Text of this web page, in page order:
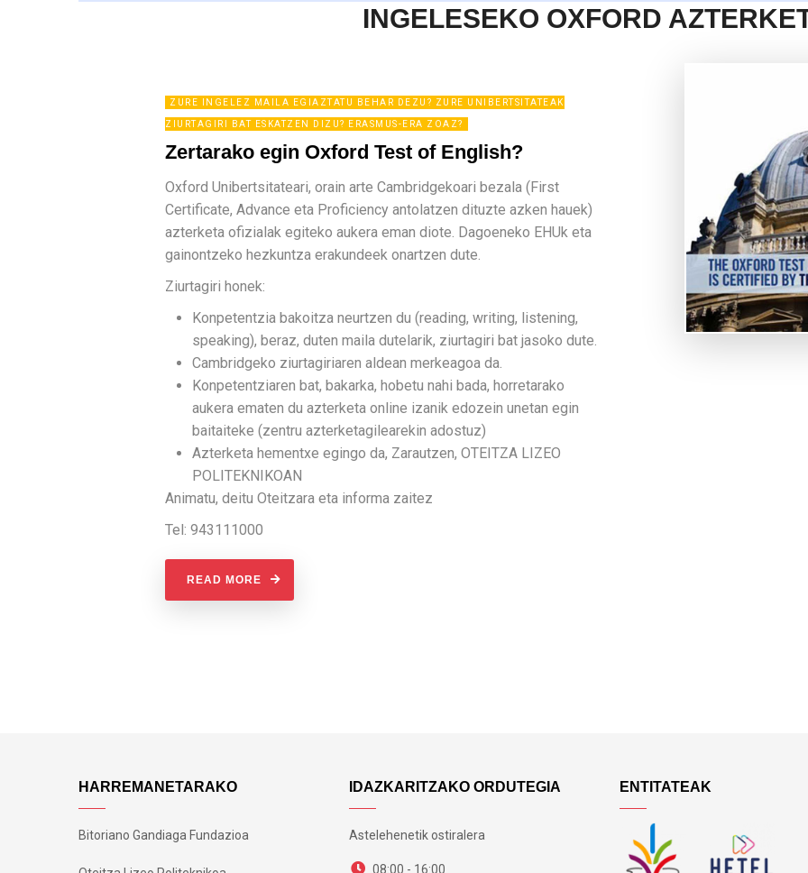
INGELESEKO OXFORD
ZURE INGELEZ MAILA EGIAZTATU BEHAR DEZU? ZURE UNIBERTSITATEAK
ZIURTAGIRI BAT ESKATZEN DIZU? ERASMUS-ERA ZOAZ?
Zertarako egin Oxford Test of English?
Oxford Unibertsitateari, orain arte Cambridgekoari bezala (First
Certificate, Advance eta Proficiency antolatzen dituzte azken hauek)
azterketa ofizialak egiteko aukera eman diote. Dagoeneko EHUk eta
gainontzeko hezkuntza erakundeek onartzen dute.
Ziurtagiri honek:
Konpetentzia bakoitza neurtzen du (reading, writing, listening,
speaking), beraz, duten maila dutelarik, ziurtagiri bat jasoko dute.
Cambridgeko ziurtagiriaren aldean merkeagoa da.
Konpetentziaren bat, bakarka, hobetu nahi bada, horretarako
aukera ematen du azterketa online izanik edozein unetan egin
baitaiteke (zentru azterketagilearekin adostuz)
Azterketa hementxe egingo da, Zarautzen, OTEITZA LIZEO
POLITEKNIKOAN
Animatu, deitu Oteitzara eta informa zaitez
Tel: 943111000
READ MORE
HARREMANETARAKO
Bitoriano Gandiaga Fundazioa
IDAZKARITZAKO ORDUTEGIA
Astelehenetik ostiralera
08:00 - 16:00
ENTITATEAK